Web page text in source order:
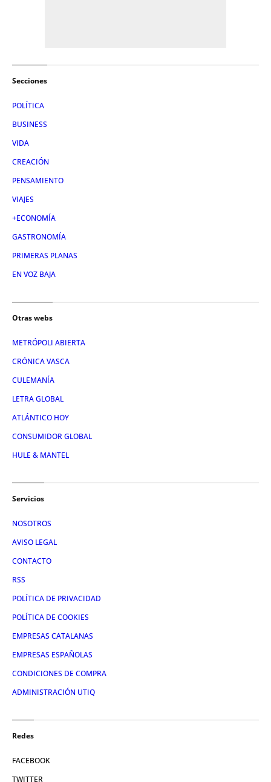
Secciones
POLÍTICA
BUSINESS
VIDA
CREACIÓN
PENSAMIENTO
VIAJES
+ECONOMÍA
GASTRONOMÍA
PRIMERAS PLANAS
EN VOZ BAJA
Otras webs
METRÓPOLI ABIERTA
CRÓNICA VASCA
CULEMANÍA
LETRA GLOBAL
ATLÁNTICO HOY
CONSUMIDOR GLOBAL
HULE & MANTEL
Servicios
NOSOTROS
AVISO LEGAL
CONTACTO
RSS
POLÍTICA DE PRIVACIDAD
POLÍTICA DE COOKIES
EMPRESAS CATALANAS
EMPRESAS ESPAÑOLAS
CONDICIONES DE COMPRA
ADMINISTRACIÓN UTIQ
Redes
FACEBOOK
TWITTER